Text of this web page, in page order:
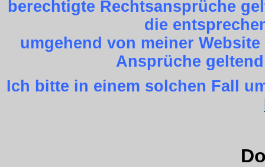
berechtigte Rechtsansprüche
die
umgehend von meiner
Ansprüche
Ich bitte in einem solchen Fall